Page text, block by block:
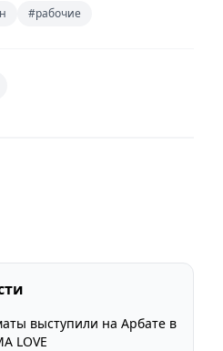
#рабочие
выступили на Арбате в
LOVE